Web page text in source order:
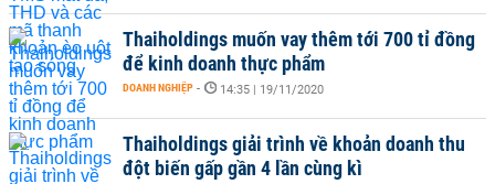
Thaiholdings muốn vay thêm tới 700 tỉ đồng
để kinh doanh thực phẩm
DOANH NGHIỆP - 14:35 | 19/11/2020
Thaiholdings giải trình về khoản doanh thu
đột biến gấp gần 4 lần cùng kì